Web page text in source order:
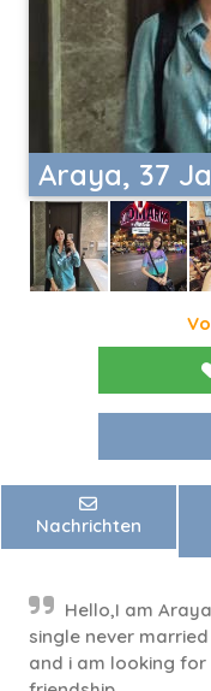
Araya, 37
Nachrichten
Hello,I am
single never
and i am looking